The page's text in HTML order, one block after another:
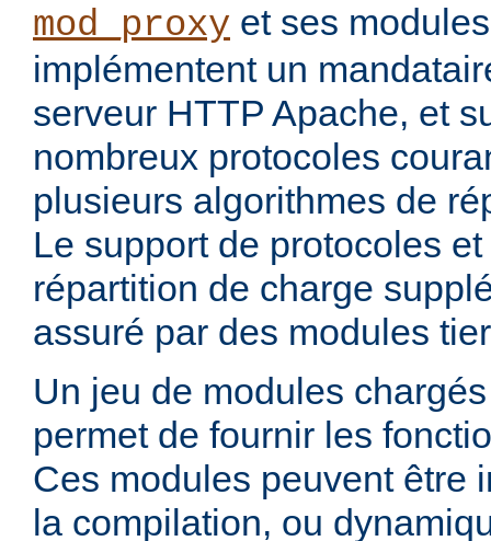
mod_proxy et ses
implémentent un
serveur HTTP Apache, et
nombreux protocoles
plusieurs algorithmes de
Le support de protocoles
répartition de charge
assuré par des modules
Un jeu de modules
permet de fournir les
Ces modules peuvent être
la compilation, ou